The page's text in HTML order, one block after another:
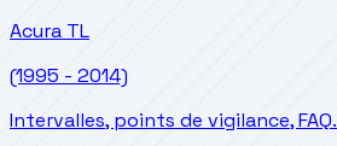
Acura TL
(1995 - 2014)
Intervalles, points de vigilance, FAQ.